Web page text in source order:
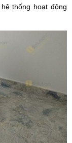
thống hoạt động